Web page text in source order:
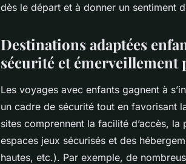
dès le départ et à donner un sentiment
Destinations adaptées
sécurité et émerveillement
Les voyages avec enfants gagnent à
un cadre de sécurité tout en favorisant
sites comprennent la facilité d’accès,
espaces jeux sécurisés et des
hautes, etc.). Par exemple, de